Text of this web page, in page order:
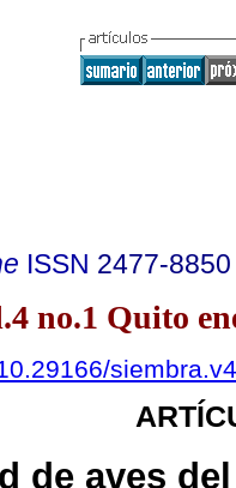
ISSN 2477-8850
no.1 Quito
de aves